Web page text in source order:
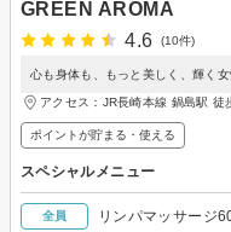
GREEN AROMA
4.6
(10件)
心も身体も、もっと美しく、輝く
アクセス：JR長崎本線 鍋島駅 徒
ポイントが貯まる・使える
スペシャルメニュー
全員 リンパマッサージ